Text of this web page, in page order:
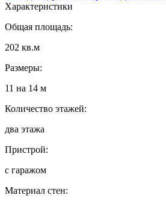
Характеристики
Общая площадь:
202 кв.м
Размеры:
11 на 14 м
Количество этажей:
два этажа
Пристрой:
с гаражом
Материал стен: